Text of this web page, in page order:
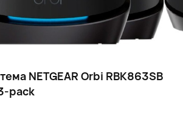
NETGEAR Orbi RBK863SB
pack